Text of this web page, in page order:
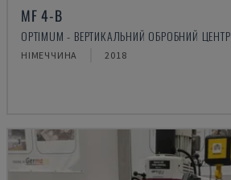
MF 4-B
OPTIMUM - ВЕРТИКАЛЬНИЙ ОБРОБНИЙ ЦЕНТР
НІМЕЧЧИНА 2018